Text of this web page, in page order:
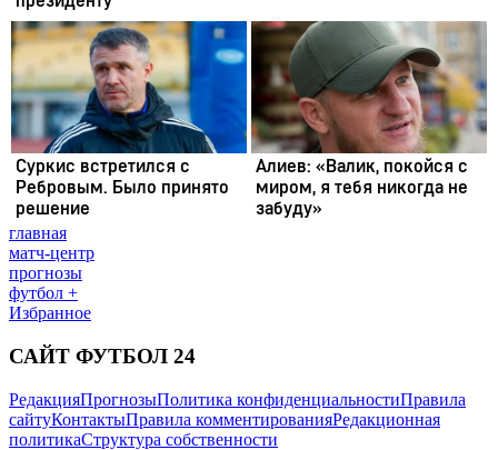
главная
матч-центр
прогнозы
футбол +
Избранное
САЙТ ФУТБОЛ 24
РедакцияПрогнозыПолитика конфиденциальностиПравила
сайтуКонтактыПравила комментированияРедакционная
политикаСтруктура собственности